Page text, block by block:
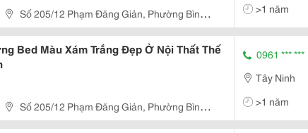
Số 205/12 Phạm Đăng Giản, Phường Bình
Tân, Tp Hcm.
>1 năm
Bed Màu Xám Trắng Đẹp Ở Nội Thất Thế
Số 205/12 Phạm Đăng Giản, Phường Bình
Tân, Tp Hcm.
0961 *** ***
Tây Ninh
>1 năm